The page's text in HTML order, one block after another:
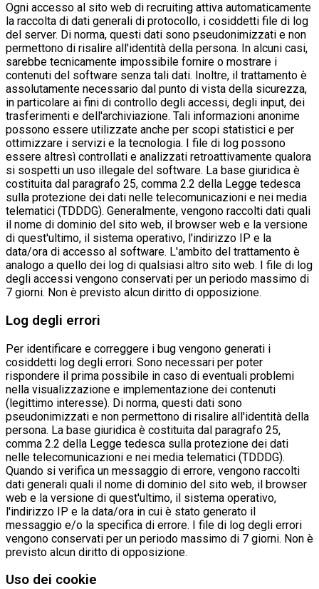
Ogni accesso al sito web di recruiting attiva automaticamente
la raccolta di dati generali di protocollo, i cosiddetti file di log
del server. Di norma, questi dati sono pseudonimizzati e non
permettono di risalire all'identità della persona. In alcuni casi,
sarebbe tecnicamente impossibile fornire o mostrare i
contenuti del software senza tali dati. Inoltre, il trattamento è
assolutamente necessario dal punto di vista della sicurezza,
in particolare ai fini di controllo degli accessi, degli input, dei
trasferimenti e dell'archiviazione. Tali informazioni anonime
possono essere utilizzate anche per scopi statistici e per
ottimizzare i servizi e la tecnologia. I file di log possono
essere altresì controllati e analizzati retroattivamente qualora
si sospetti un uso illegale del software. La base giuridica è
costituita dal paragrafo 25, comma 2.2 della Legge tedesca
sulla protezione dei dati nelle telecomunicazioni e nei media
telematici (TDDDG). Generalmente, vengono raccolti dati quali
il nome di dominio del sito web, il browser web e la versione
di quest'ultimo, il sistema operativo, l'indirizzo IP e la
data/ora di accesso al software. L'ambito del trattamento è
analogo a quello dei log di qualsiasi altro sito web. I file di log
degli accessi vengono conservati per un periodo massimo di
7 giorni. Non è previsto alcun diritto di opposizione.
Log degli errori
Per identificare e correggere i bug vengono generati i
cosiddetti log degli errori. Sono necessari per poter
rispondere il prima possibile in caso di eventuali problemi
nella visualizzazione e implementazione dei contenuti
(legittimo interesse). Di norma, questi dati sono
pseudonimizzati e non permettono di risalire all'identità della
persona. La base giuridica è costituita dal paragrafo 25,
comma 2.2 della Legge tedesca sulla protezione dei dati
nelle telecomunicazioni e nei media telematici (TDDDG).
Quando si verifica un messaggio di errore, vengono raccolti
dati generali quali il nome di dominio del sito web, il browser
web e la versione di quest'ultimo, il sistema operativo,
l'indirizzo IP e la data/ora in cui è stato generato il
messaggio e/o la specifica di errore. I file di log degli errori
vengono conservati per un periodo massimo di 7 giorni. Non è
previsto alcun diritto di opposizione.
Uso dei cookie